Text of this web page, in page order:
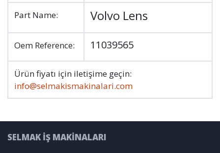
Part Name: Volvo Lens
Oem Reference: 11039565
Ürün fiyatı için iletişime geçin:
info@selmakismakinalari.com
SELMAK İŞ MAKİNALARI